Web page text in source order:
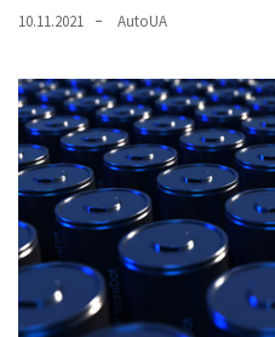
10.11.2021 AutoUA